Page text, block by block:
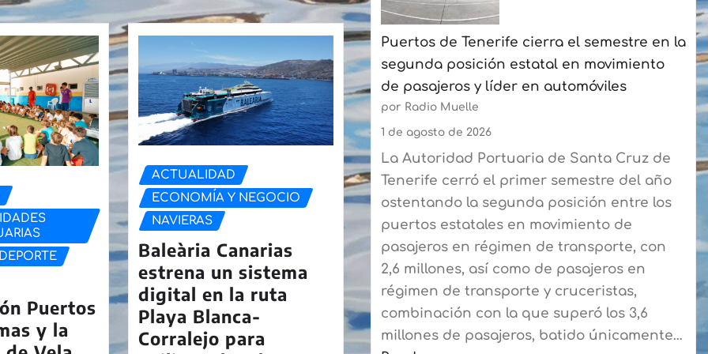
Puertos
y la
ACTUALIDAD
ECONOMÍA Y NEGOCIO
NAVIERAS
Baleària Canarias
estrena un sistema
digital en la ruta
Playa Blanca-
Corralejo para
Las
Palmas
a
más
de
90
expertos
del
sector
Puertos de Tenerife cierra el semestre en la
segunda posición estatal en movimiento
de pasajeros y líder en automóviles
por Radio Muelle
1 de agosto de 2026
La Autoridad Portuaria de Santa Cruz de
Tenerife cerró el primer semestre del año
ostentando la segunda posición entre los
puertos estatales en movimiento de
pasajeros en régimen de transporte, con
2,6 millones, así como de pasajeros en
régimen de transporte y cruceristas,
combinación con la que superó los 3,6
millones de pasajeros, batido únicamente…